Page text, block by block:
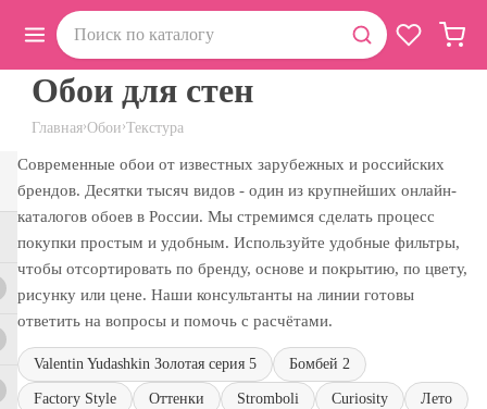
Главная›Обои›Текстура
Обои для стен
Современные обои от известных зарубежных и российских
брендов. Десятки тысяч видов - один из крупнейших онлайн-
каталогов обоев в России. Мы стремимся сделать процесс
покупки простым и удобным. Используйте удобные фильтры,
чтобы отсортировать по бренду, основе и покрытию, по цвету,
рисунку или цене. Наши консультанты на линии готовы
ответить на вопросы и помочь с расчётами.
Valentin Yudashkin Золотая серия 5 Бомбей 2
Factory Style Оттенки Stromboli Curiosity Лето